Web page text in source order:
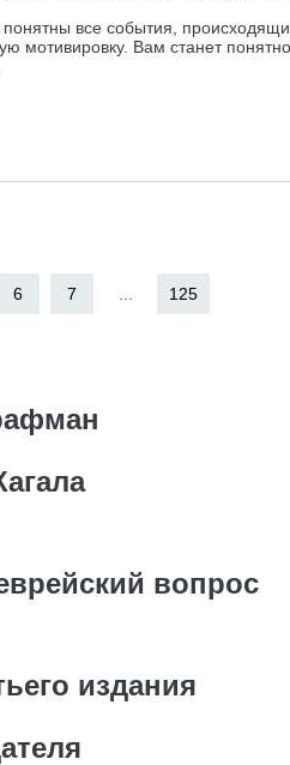
все события,
мотивировку. Вам станет
6 7 125
вопрос
издания